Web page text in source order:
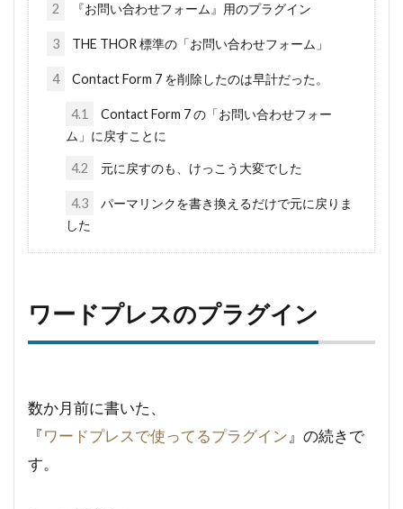
2 『お問い合わせフォーム』用のプラグイン
3 THE THOR 標準の「お問い合わせフォーム」
4 Contact Form 7 を削除したのは早計だった。
4.1
Contact Form 7 の「お問い合わせフォー
ム」に戻すことに
4.2 元に戻すのも、けっこう大変でした
4.3
パーマリンクを書き換えるだけで元に戻りま
した
ワードプレスのプラグイン
数か月前に書いた、
『ワードプレスで使ってるプラグイン 』の続きで
す。